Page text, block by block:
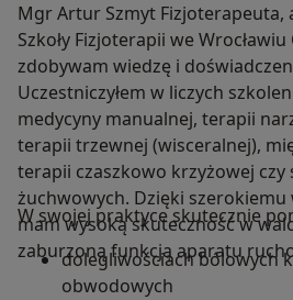
Mgr Artur Szmyt Fizjoterapeuta,
Szkoły Fizjoterapii we
zdobywam wiedzę i
Uczestniczyłem w liczych
medycyny manualnej, terapii
terapii trzewnej (wisceralnej),
terapii czaszkowo krzyżowej
żuchwowych. Dzięki
mam wysoką skuteczność w
zaburzoną funkcją aparatu
W swojej praktyce skutecznie
dolegliwościach bólowych
obwodowych